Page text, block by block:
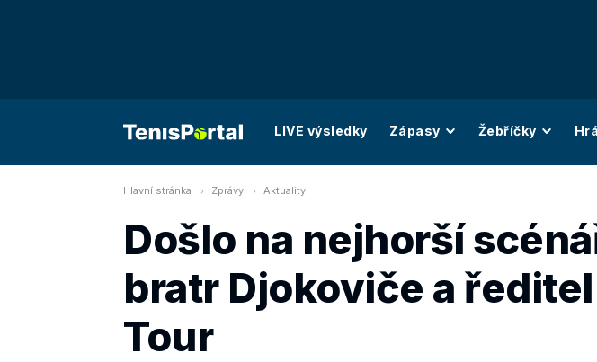
LIVE výsledky Zápasy Žebříčky
Hlavní stránka Zprávy Aktuality
Došlo na nejhorší
bratr Djokoviče a
Tour